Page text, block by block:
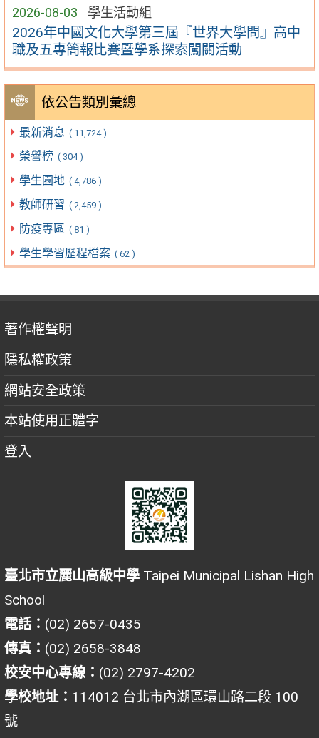
2026-08-03 學生活動組
2026年中國文化大學第三屆『世界大學問』高中
職及五專簡報比賽暨學系探索闖關活動
依公告類別彙總
最新消息 ( 11,724 )
榮譽榜 ( 304 )
學生園地 ( 4,786 )
教師研習 ( 2,459 )
防疫專區 ( 81 )
學生學習歷程檔案 ( 62 )
著作權聲明
隱私權政策
網站安全政策
本站使用正體字
登入
臺北市立麗山高級中學 Taipei Municipal Lishan High
School
電話： (02) 2657-0435
傳真： (02) 2658-3848
校安中心專線： (02) 2797-4202
學校地址： 114012 台北市內湖區環山路二段 100
號